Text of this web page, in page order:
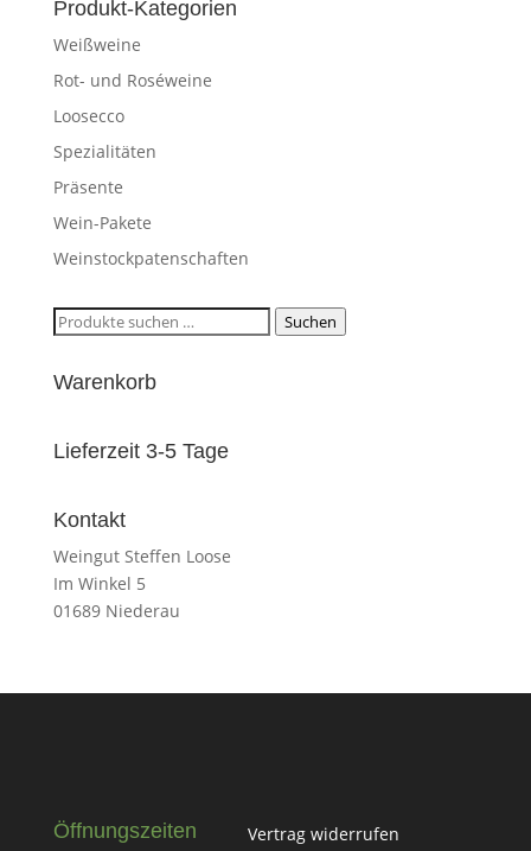
Produkt-Kategorien
Weißweine
Rot- und Roséweine
Loosecco
Spezialitäten
Präsente
Wein-Pakete
Weinstockpatenschaften
Suchen
Suchen
Warenkorb
Lieferzeit 3-5 Tage
Kontakt
Weingut Steffen Loose
Im Winkel 5
01689 Niederau
Öffnungszeiten Vertrag widerrufen